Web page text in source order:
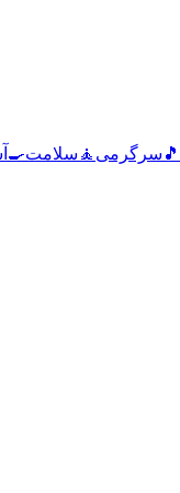
🎵 سرگرمی 🧘 سلامت🍳